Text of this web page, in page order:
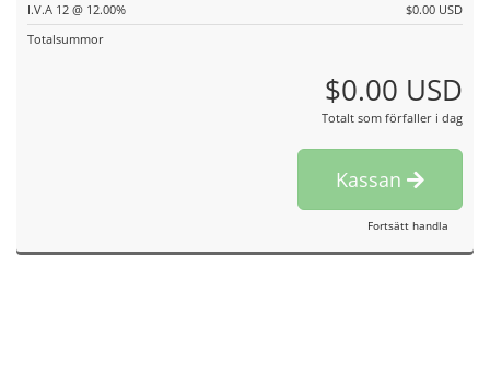
I.V.A 12 @ 12.00%
$0.00 USD
Totalsummor
$0.00 USD
Totalt som förfaller i dag
Kassan
Fortsätt handla